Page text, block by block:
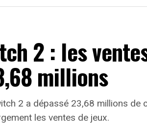
2 : les
millions
2 a dépassé 23,68 millions de
les ventes de jeux.